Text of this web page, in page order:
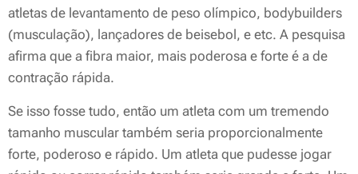
atletas de levantamento de peso olímpico, bodybuilders
(musculação), lançadores de beisebol, e etc. A pesquisa
afirma que a fibra maior, mais poderosa e forte é a de
contração rápida.
Se isso fosse tudo, então um atleta com um tremendo
tamanho muscular também seria proporcionalmente
forte, poderoso e rápido. Um atleta que pudesse jogar